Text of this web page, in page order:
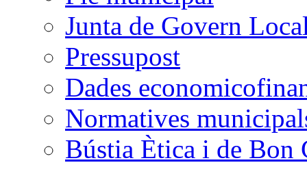
Junta de Govern
Pressupost
Dades
Normatives
Bústia Ètica i de Bon